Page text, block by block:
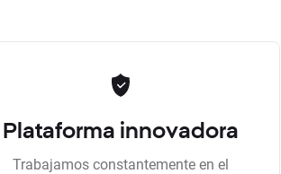
Plataforma innovadora
Trabajamos constantemente en el